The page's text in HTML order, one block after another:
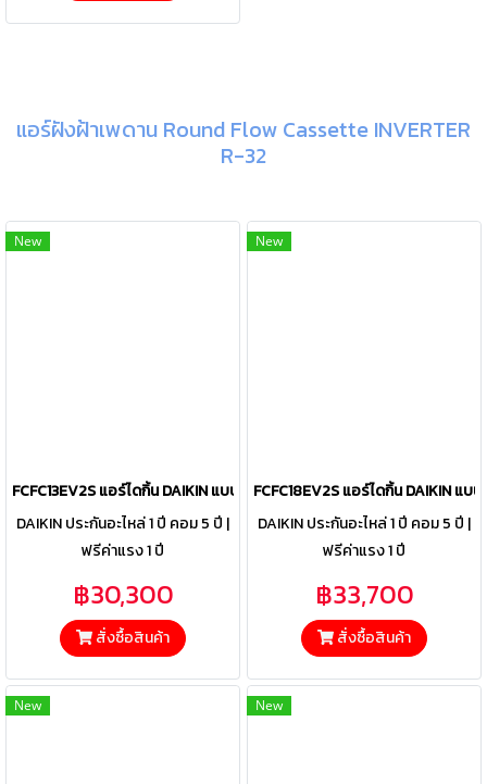
แอร์ฝังฝ้าเพดาน Round Flow Cassette INVERTER
R-32
New
FCFC13EV2S แอร์ไดกิ้น DAIKIN แบบฝังฝ้าเพดาน รุ่น SkyAir Round
DAIKIN ประกันอะไหล่ 1 ปี คอม 5 ปี |
ฟรีค่าแรง 1 ปี
฿30,300
สั่งซื้อสินค้า
New
FCFC18EV2S แอร์ไดกิ้น DAIKIN
DAIKIN ประกันอะไหล่ 1 ปี คอม 5 ปี |
ฟรีค่าแรง 1 ปี
฿33,700
สั่งซื้อสินค้า
New New